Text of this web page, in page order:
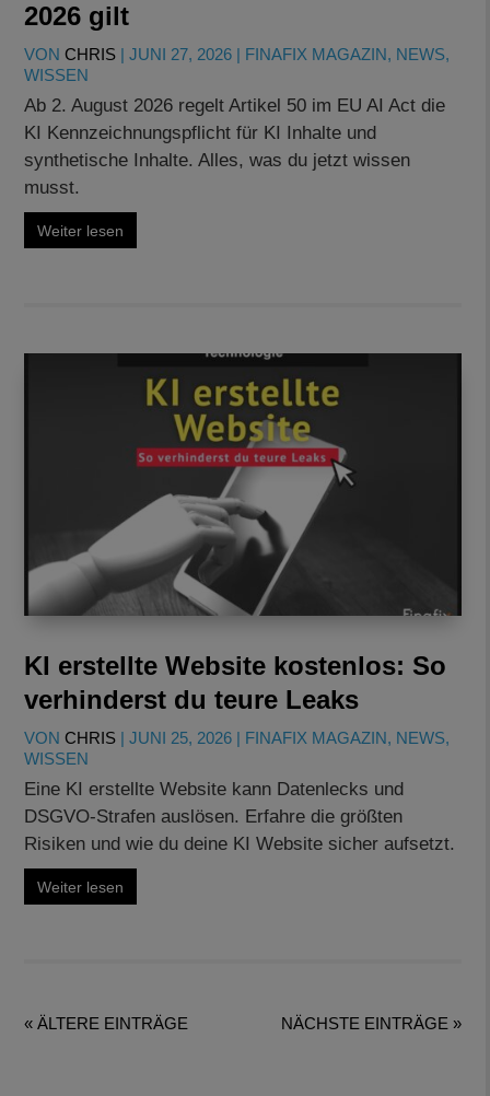
2026 gilt
VONCHRIS |JUNI 27, 2026 | FINAFIX MAGAZIN, NEWS,
WISSEN
Ab 2. August 2026 regelt Artikel 50 im EU AI Act die
KI Kennzeichnungspflicht für KI Inhalte und
synthetische Inhalte. Alles, was du jetzt wissen
musst.
Weiter lesen
KI erstellte Website kostenlos: So
verhinderst du teure Leaks
VONCHRIS |JUNI 25, 2026 | FINAFIX MAGAZIN, NEWS,
WISSEN
Eine KI erstellte Website kann Datenlecks und
DSGVO-Strafen auslösen. Erfahre die größten
Risiken und wie du deine KI Website sicher aufsetzt.
Weiter lesen
« ÄLTERE EINTRÄGE NÄCHSTE EINTRÄGE »